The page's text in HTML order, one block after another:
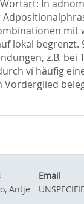
In
lokal
z.B. bei
ví häufig
Vorderglied
Email
Antje